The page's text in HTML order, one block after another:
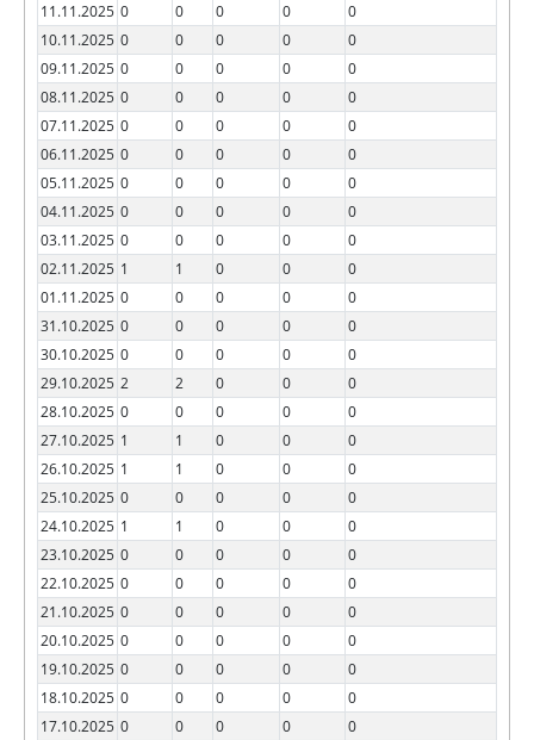
11.11.2025 0 0 0 0
0
10.11.2025 0 0 0 0
0
09.11.2025 0 0 0 0
0
08.11.2025 0 0 0 0
0
07.11.2025 0 0 0 0
0
06.11.2025 0 0 0 0
0
05.11.2025 0 0 0 0
0
04.11.2025 0 0 0 0
0
03.11.2025 0 0 0 0
0
02.11.2025 1 1 0 0
0
01.11.2025 0 0 0 0
0
31.10.2025 0 0 0 0
0
30.10.2025 0 0 0 0
0
29.10.2025 2 2 0 0
0
28.10.2025 0 0 0 0
0
27.10.2025 1 1 0 0
0
26.10.2025 1 1 0 0
0
25.10.2025 0 0 0 0
0
24.10.2025 1 1 0 0
0
23.10.2025 0 0 0 0
0
22.10.2025 0 0 0 0
0
21.10.2025 0 0 0 0
0
20.10.2025 0 0 0 0
0
19.10.2025 0 0 0 0
0
18.10.2025 0 0 0 0
0
17.10.2025 0 0 0 0
0